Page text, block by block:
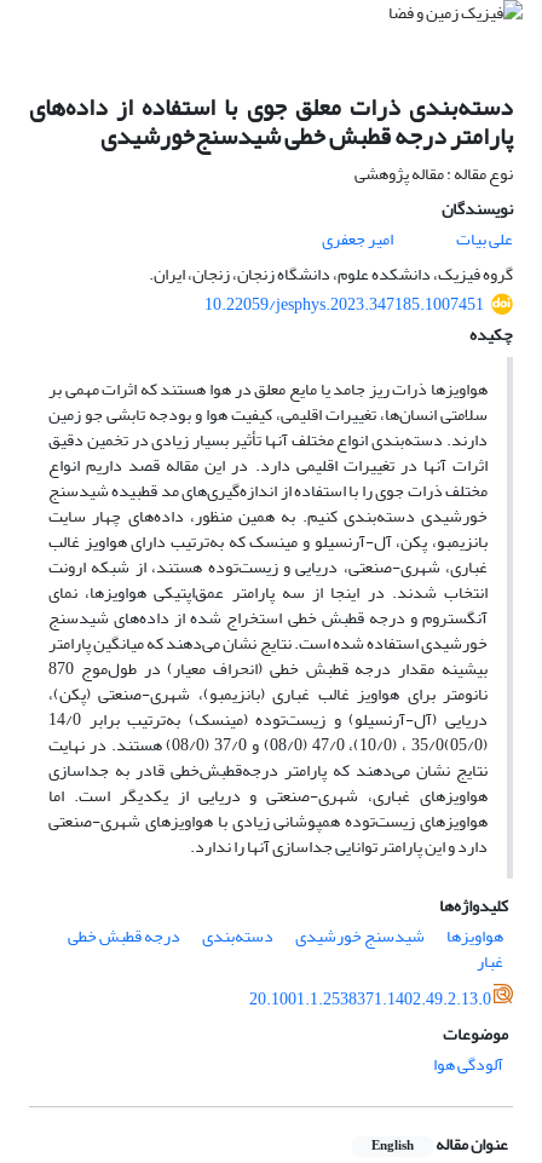
دسته‌بندی ذرات معلق جوی ‌با استفاده از داده‌های
پارامتر درجه قطبش خطی شیدسنج‌خورشیدی
نوع مقاله : مقاله پژوهشی
نویسندگان
علی بیات
امیر جعفری
ﮔﺮوه فیزیک، داﻧﺸﻜﺪه ﻋﻠﻮم، داﻧﺸﮕﺎه زﻧﺠﺎن، زﻧﺠﺎن، اﻳﺮان.
10.22059/jesphys.2023.347185.1007451
چکیده
هواویزها ذرات ریز جامد یا مایع معلق در هوا هستند که اثرات مهمی بر
سلامتی انسان‌ها، تغییرات اقلیمی، کیفیت هوا و بودجه تابشی جو زمین
دارند. دسته‌بندی انواع مختلف آنها تأثیر بسیار زیادی در تخمین دقیق
اثرات آنها در تغییرات اقلیمی دارد. در این مقاله قصد داریم انواع
مختلف ذرات جوی را با استفاده از اندازه‌گیری‌های مد ‌قطبیده ‌شیدسنج
‌خورشیدی دسته‌بندی کنیم. به همین منظور، داده‌های چهار سایت
بانزیمبو، پکن، آل-آرنسیلو و مینسک که به‌ترتیب دارای هواویز غالب
غباری‏، شهری-صنعتی‏، دریایی و زیست‌توده هستند، از شبکه ارونت
انتخاب شدند. در اینجا از سه پارامتر عمق‌اپتیکی هواویزها، نمای
آنگستروم و درجه قطبش خطی استخراج شده از داده‌های شیدسنج
خورشیدی استفاده شده است. نتایج نشان می‌دهند که میانگین پارامتر
بیشینه مقدار ‌درجه ‌قطبش‌ خطی (انحراف معیار) در طول‏‌موج 870
نانومتر برای ‌هواویز غالب غباری (بانزیمبو)، شهری-صنعتی (پکن)،
(05/0)‎، 35/0‎‎‏ (10/0)، 47/0‎‎‏ (08/0) و 37/0‎‎‏ (08/0) هستند. در نهایت
نتایج نشان می‌دهند که پارامتر درجه‌قطبش‌‌خطی قادر به جداسازی
هواویزهای غباری، شهری-صنعتی و دریایی از یکدیگر است. اما
هواویزهای زیست‌توده همپوشانی زیادی با هواویزهای شهری-صنعتی
دارد و این پارامتر توانایی جداسازی آنها را ندارد.
کلیدواژه‌ها
هواویزها
شیدسنج خورشیدی دسته‌بندی درجه قطبش خطی
غبار
20.1001.1.2538371.1402.49.2.13.0
موضوعات
آلودگی هوا
عنوان مقاله English